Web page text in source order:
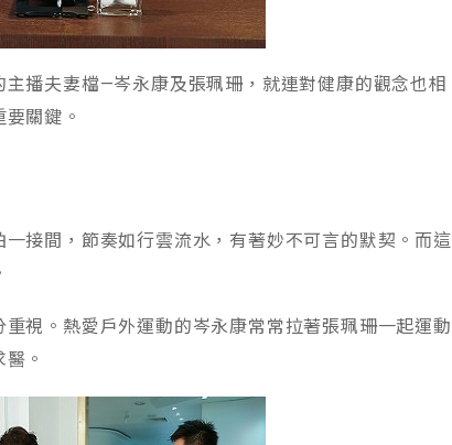
播夫妻檔—岑永康及張珮珊，就連對健康的觀念也相
關鍵。
接間，節奏如行雲流水，有著妙不可言的默契。而這
視。熱愛戶外運動的岑永康常常拉著張珮珊一起運動
。